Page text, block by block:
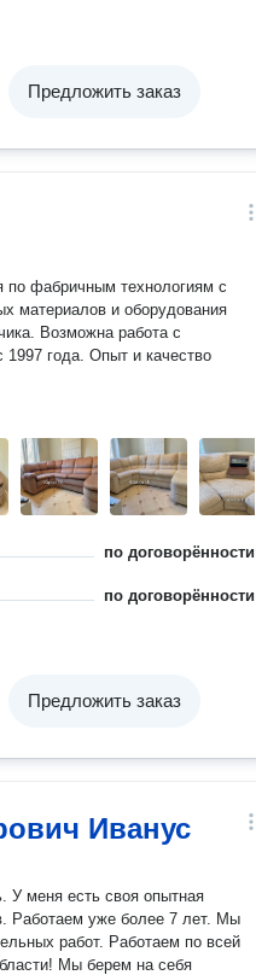
Предложить заказ
по фабричным технологиям с
материалов и оборудования
Возможна работа с
года. Опыт и качество
по договорённости
по договорённости
Предложить заказ
Иванус
У меня есть своя опытная
Работаем уже более 7 лет. Мы
работ. Работаем по всей
Мы берем на себя